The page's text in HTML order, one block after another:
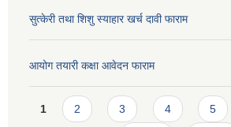
सुत्केरी तथा शिशु स्याहार खर्च दावी फाराम
आयोग तयारी कक्षा आवेदन फाराम
Pages
1 2 3 4 5